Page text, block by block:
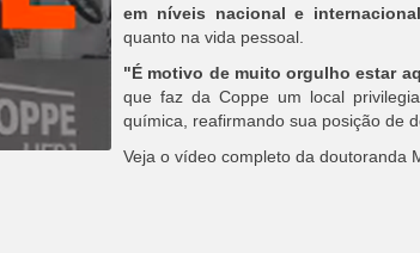
em níveis nacional e internacional
quanto na vida pessoal.
"É motivo de muito orgulho estar
que faz da Coppe um local
química, reafirmando sua posição de
Veja o vídeo completo da doutoranda